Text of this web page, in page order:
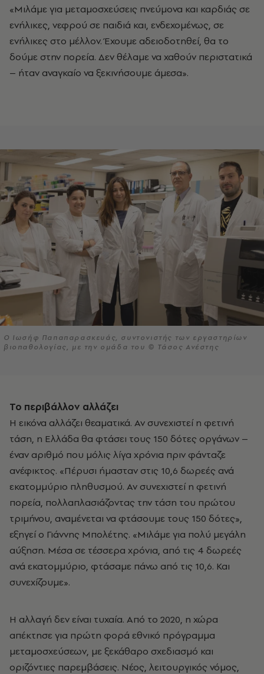
«Μιλάμε για μεταμοσχεύσεις πνεύμονα και καρδιάς σε
ενήλικες, νεφρού σε παιδιά και, ενδεχομένως, σε
ενήλικες στο μέλλον. Έχουμε αδειοδοτηθεί, θα το
δούμε στην πορεία. Δεν θέλαμε να χαθούν περιστατικά
– ήταν αναγκαίο να ξεκινήσουμε άμεσα».
Ο Ιωσήφ Παπαπαρασκευάς, συντονιστής των εργαστηρίων
βιοπαθολογίας, με την ομάδα του © Τάσος Ανέστης
Το περιβάλλον αλλάζει
Η εικόνα αλλάζει θεαματικά. Αν συνεχιστεί η φετινή
τάση, η Ελλάδα θα φτάσει τους 150 δότες οργάνων –
έναν αριθμό που μόλις λίγα χρόνια πριν φάνταζε
ανέφικτος. «Πέρυσι ήμασταν στις 10,6 δωρεές ανά
εκατομμύριο πληθυσμού. Αν συνεχιστεί η φετινή
πορεία, πολλαπλασιάζοντας την τάση του πρώτου
τριμήνου, αναμένεται να φτάσουμε τους 150 δότες»,
εξηγεί ο Γιάννης Μπολέτης. «Μιλάμε για πολύ μεγάλη
αύξηση. Μέσα σε τέσσερα χρόνια, από τις 4 δωρεές
ανά εκατομμύριο, φτάσαμε πάνω από τις 10,6. Και
συνεχίζουμε».
Η αλλαγή δεν είναι τυχαία. Από το 2020, η χώρα
απέκτησε για πρώτη φορά εθνικό πρόγραμμα
μεταμοσχεύσεων, με ξεκάθαρο σχεδιασμό και
οριζόντιες παρεμβάσεις. Νέος, λειτουργικός νόμος,